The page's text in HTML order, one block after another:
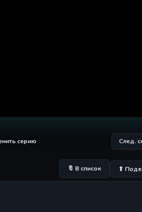
серию След.
🔖 В список ⬆